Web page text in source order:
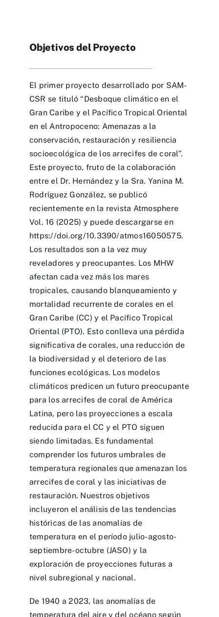
Objetivos del Proyecto
El primer proyecto desarrollado por SAM-
CSR se tituló “Desboque climático en el
Gran Caribe y el Pacífico Tropical Oriental
en el Antropoceno: Amenazas a la
conservación, restauración y resiliencia
socioecológica de los arrecifes de coral”.
Este proyecto, fruto de la colaboración
entre el Dr. Hernández y la Sra. Yanina M.
Rodríguez González, se publicó
recientemente en la revista Atmosphere
Vol. 16 (2025) y puede descargarse en
https://doi.org/10.3390/atmos16050575.
Los resultados son a la vez muy
reveladores y preocupantes. Los MHW
afectan cada vez más los mares
tropicales, causando blanqueamiento y
mortalidad recurrente de corales en el
Gran Caribe (CC) y el Pacífico Tropical
Oriental (PTO). Esto conlleva una pérdida
significativa de corales, una reducción de
la biodiversidad y el deterioro de las
funciones ecológicas. Los modelos
climáticos predicen un futuro preocupante
para los arrecifes de coral de América
Latina, pero las proyecciones a escala
reducida para el CC y el PTO siguen
siendo limitadas. Es fundamental
comprender los futuros umbrales de
temperatura regionales que amenazan los
arrecifes de coral y las iniciativas de
restauración. Nuestros objetivos
incluyeron el análisis de las tendencias
históricas de las anomalías de
temperatura en el período julio-agosto-
septiembre-octubre (JASO) y la
exploración de proyecciones futuras a
nivel subregional y nacional.
De 1940 a 2023, las anomalías de
temperatura del aire y del océano según